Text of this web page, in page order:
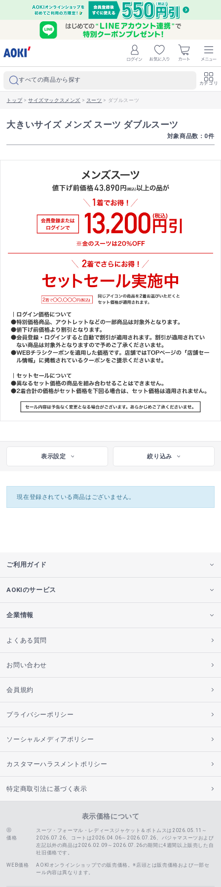
すべての商品から探す カテゴリ
トップ>サイズマックスメンズ > スーツ > ダブルスーツ
大きいサイズ メンズ スーツ ダブルスーツ
対象商品数： 0件
表示設定 絞り込み
現在登録されている商品はございません。
ご利用ガイド
AOKIのサービス
企業情報
よくある質問
お問い合わせ
会員規約
プライバシーポリシー
ソーシャルメディアポリシー
カスタマーハラスメントポリシー
特定商取引法に基づく表示
表示価格について
価格
スーツ・フォーマル・レディースジャケット＆ボトムスは2026.05.11～
2026.07.26、コートは2026.04.06～2026.07.26、
パジャマスーツおよび
左記以外の商品は2026.02.09～2026.07.26の期間に4週間以上販売した自
社旧価格です。
WEB価格
AOKIオンラインショップでの販売価格。※店頭とは販売価格および一部セ
ール内容は異なります。